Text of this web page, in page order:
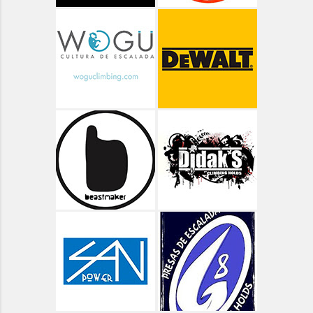
Aragón - Valle de Bujaruelo
Aragón - Valle de Ordiso
Aragón - Vías Clásicas
Arbolí Bloque
Asturias
Asturias - Circular Lagos de Covadonga
Asturias - Oriente - Carbes
Asturias - Oriente - Cuevas del Mar
Asturias - Oriente - Las Cabadas
Asturias - Oviedo - Teverga